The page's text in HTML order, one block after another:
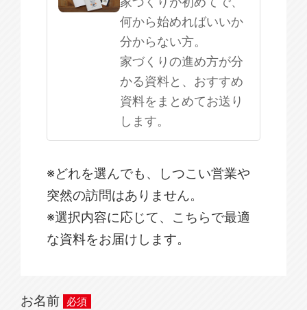
何から始めればいいか
分からない方。
家づくりの進め方が分
かる資料と、おすすめ
資料をまとめてお送り
します。
※どれを選んでも、しつこい営業や
突然の訪問はありません。
※選択内容に応じて、こちらで最適
な資料をお届けします。
お名前